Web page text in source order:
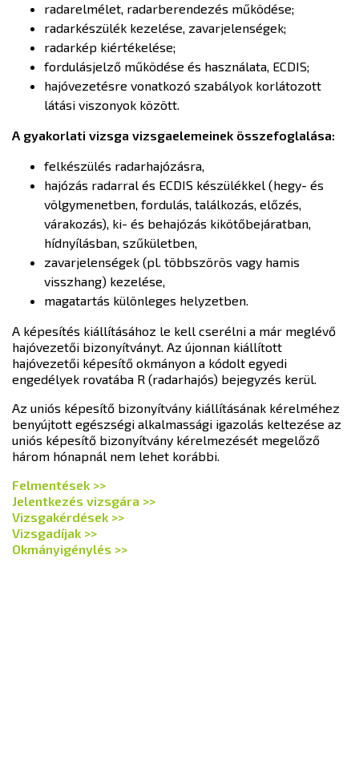
radarelmélet, radarberendezés működése;
radarkészülék kezelése, zavarjelenségek;
radarkép kiértékelése;
fordulásjelző működése és használata, ECDIS;
hajóvezetésre vonatkozó szabályok korlátozott
látási viszonyok között.
A gyakorlati vizsga vizsgaelemeinek összefoglalása:
felkészülés radarhajózásra,
hajózás radarral és ECDIS készülékkel (hegy- és
völgymenetben, fordulás, találkozás, előzés,
várakozás), ki- és behajózás kikötőbejáratban,
hídnyílásban, szűkületben,
zavarjelenségek (pl. többszörös vagy hamis
visszhang) kezelése,
magatartás különleges helyzetben.
A képesítés kiállításához le kell cserélni a már meglévő
hajóvezetői bizonyítványt. Az újonnan kiállított
hajóvezetői képesítő okmányon a kódolt egyedi
engedélyek rovatába R (radarhajós) bejegyzés kerül.
Az uniós képesítő bizonyítvány kiállításának kérelméhez
benyújtott egészségi alkalmassági igazolás keltezése az
uniós képesítő bizonyítvány kérelmezését megelőző
három hónapnál nem lehet korábbi.
Felmentések >>
Jelentkezés vizsgára >>
Vizsgakérdések >>
Vizsgadíjak >>
Okmányigénylés >>